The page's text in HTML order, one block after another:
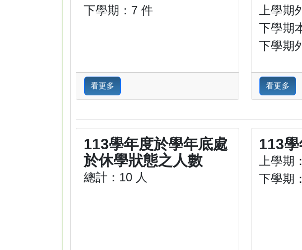
下學期：7 件
看更多
上學期
下學期
下學期
看更多
113學年度於學年底處
於休學狀態之人數
總計：10 人
113
上學期
下學期